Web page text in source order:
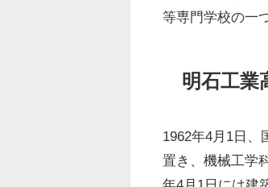
等専門学校の一
明石工業
1962年4月1日、
置き、機械工学
年4月1日には建